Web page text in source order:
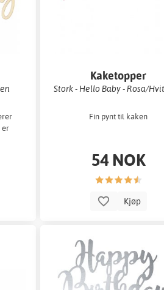
er
Kaketopper
Stork - Hello Baby - Rosa/
Fin pynt til kaken
54 NOK
Kjøp